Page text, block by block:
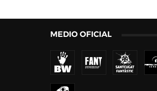
MEDIO OFICIAL